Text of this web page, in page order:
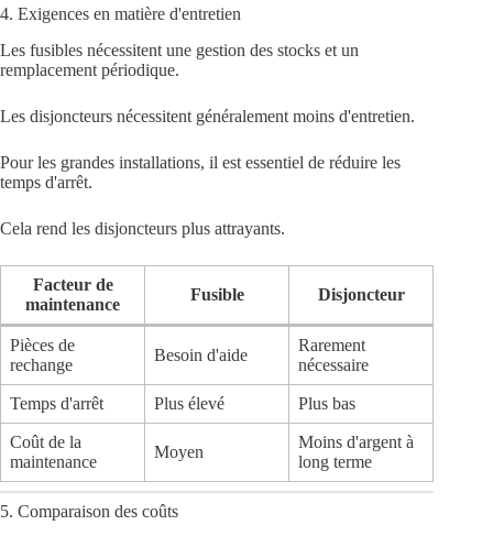
4. Exigences en matière d'entretien
Les fusibles nécessitent une gestion des stocks et un
remplacement périodique.
Les disjoncteurs nécessitent généralement moins d'entretien.
Pour les grandes installations, il est essentiel de réduire les
temps d'arrêt.
Cela rend les disjoncteurs plus attrayants.
Facteur de
maintenance
Fusible Disjoncteur
Pièces de
rechange
Besoin d'aide
Rarement
nécessaire
Temps d'arrêt Plus élevé Plus bas
Coût de la
maintenance
Moyen
Moins d'argent à
long terme
5. Comparaison des coûts